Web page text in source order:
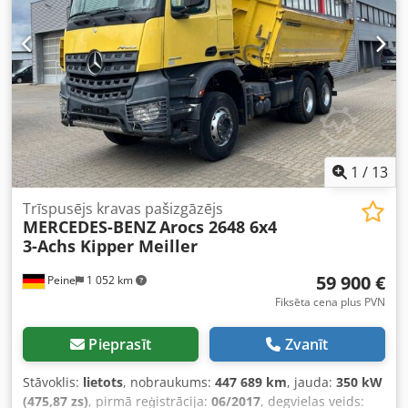
1 / 13
Peine 1 052 km
Trīspusējs kravas pašizgāzējs
MERCEDES-BENZArocs 2648 6x4
3-Achs Kipper Meiller
59 900 €
Fiksēta cena plus PVN
Pieprasīt Zvanīt
Stāvoklis: lietots, nobraukums: 447 689 km, jauda: 350 kW
(475,87 zs), pirmā reģistrācija: 06/2017, degvielas veids: